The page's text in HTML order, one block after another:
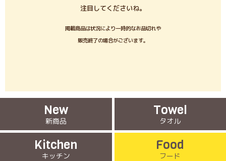
注目してくださいね。
掲載商品は状況により一時的なお品切れや
販売終了の場合がございます。
New
新商品
Towel
タオル
Kitchen
キッチン
Food
フード